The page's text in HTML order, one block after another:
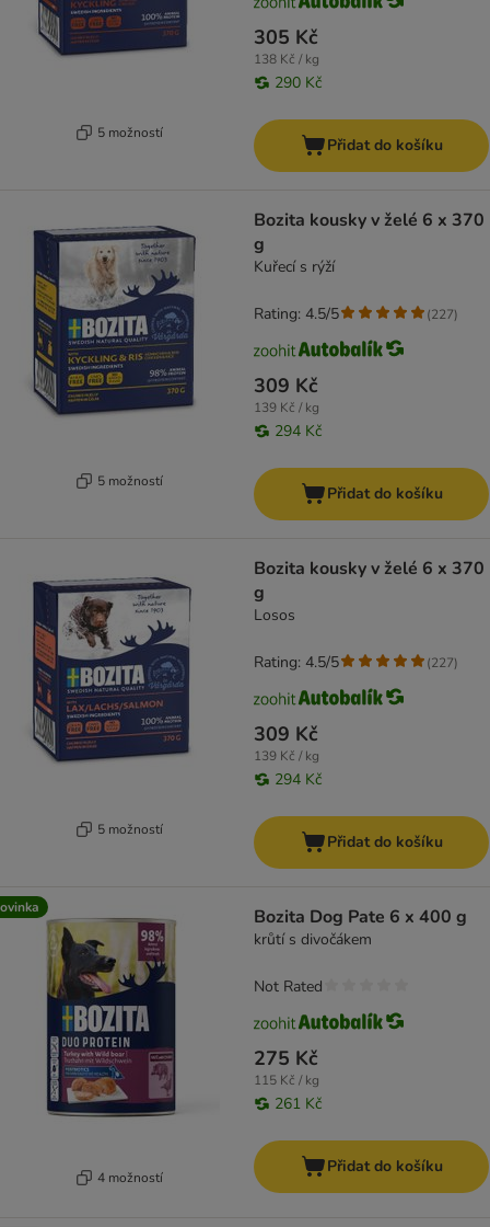
5 možností
305 Kč
138 Kč / kg
290 Kč
Přidat do košíku
5 možností
Bozita kousky v želé 6 x 370
g
Kuřecí s rýží
309 Kč
139 Kč / kg
294 Kč
Rating: 4.5/5 (227)
Přidat do košíku
5 možností
Bozita kousky v želé 6 x 370
g
Losos
309 Kč
139 Kč / kg
294 Kč
Rating: 4.5/5 (227)
Přidat do košíku
4 možností
Bozita Dog Pate 6 x 400 g
krůtí s divočákem
275 Kč
115 Kč / kg
261 Kč
Not Rated
Přidat do košíku